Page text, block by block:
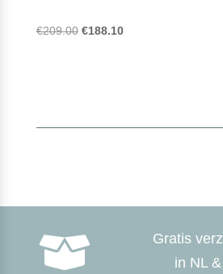
€209.00 Oorspronkelijke
€188.10Huidige

Gratis
in NL